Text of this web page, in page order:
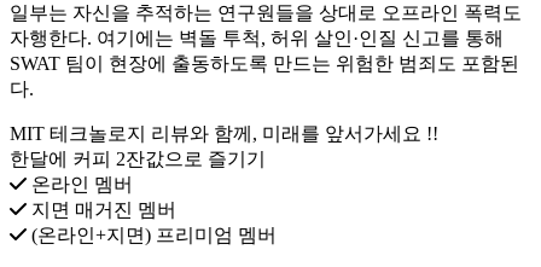
일부는 자신을 추적하는 연구원들을 상대로 오프라인 폭력도
자행한다. 여기에는 벽돌 투척, 허위 살인·인질 신고를 통해
SWAT 팀이 현장에 출동하도록 만드는 위험한 범죄도 포함된
다.
MIT 테크놀로지 리뷰와 함께, 미래를 앞서가세요 !!
한달에 커피 2잔값으로 즐기기
온라인 멤버
지면 매거진 멤버
(온라인+지면) 프리미엄 멤버